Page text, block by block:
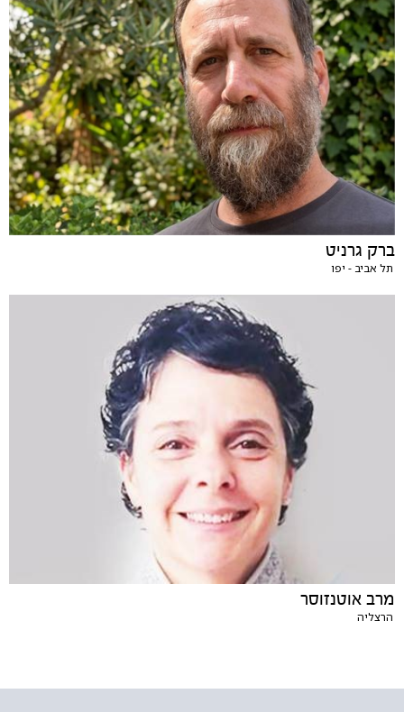
ברק גרניט
תל אביב - יפו
מרב אוטנזוסר
הרצליה